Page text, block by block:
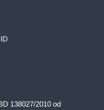
138027/2010 od